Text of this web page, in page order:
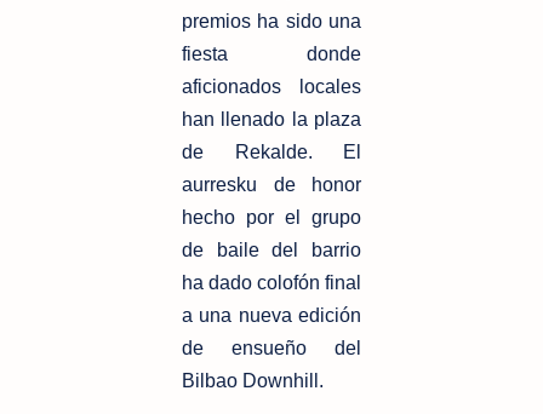
premios ha sido una
fiesta donde
aficionados locales
han llenado la plaza
de Rekalde. El
aurresku de honor
hecho por el grupo
de baile del barrio
ha dado colofón final
a una nueva edición
de ensueño del
Bilbao Downhill.